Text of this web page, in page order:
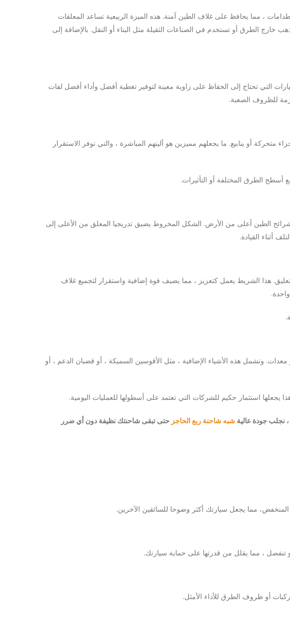
، مما يحافظ على غلاف الطين آمنة. هذه الميزة الربيعية تساعد المعلقات
الطرق أو تستخدم في الصناعات الثقيلة مثل البناء أو النقل. بالإضافة إلى
التي تحتاج إلى الحفاظ على زاوية معينة لتوفير تغطية أفضل وأداء أفضل لفات
للظروف الصعبة.
أو ينابيع. ما يجعلهم مميزين هو آليتهم المباشرة ، والتي توفر الاستقرار
الطرق المختلفة أو التأثيرات.
الطين أعلى من الأرض. الشكل المخروط يضيق تدريجيا المعلق من الأعلى إلى
أثناء القيادة.
هذا الشريط يعمل كتعزيز ، مما يضيف قوة إضافية واستقرار لتجميع غلاف
وتشمل هذه الأشياء الإضافية ، مثل الأقوسين السميكة ، أو قضبان الدعم ، أو
استثمار حكيم للشركات التي تعتمد على أسطولها للعمليات اليومية.
نجلب جودة عالية شبه شاحنة ربع الحاجز حتى تبقى شاحنتك نظيفة دون أي ضرر
مما يجعل سيارتك أكثر وضوحا للسائقين الآخرين.
، مما يقلل من قدرتها على حماية سيارتك.
أو ظروف الطرق للأداء الأمثل.